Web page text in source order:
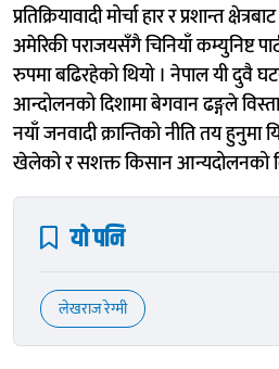
प्रतिक्रियावादी मोर्चा हार र प्रशान्त
अमेरिकी पराजयसँगै चिनियाँ कम्युनिष्ट
रुपमा बढिरहेको थियो । नेपाल यी दुवै
आन्दोलनको दिशामा बेगवान ढङ्गले
नयाँ जनवादी क्रान्तिको नीति तय
खेलेको र सशक्त किसान आन्यदोलनको
यो पनि
लेखराज रेग्मी